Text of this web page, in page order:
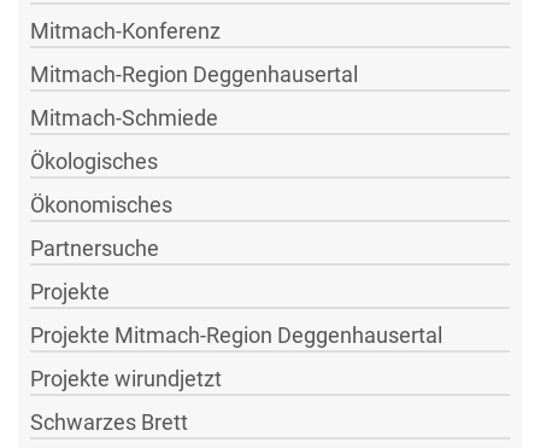
Mitmach-Konferenz
Mitmach-Region Deggenhausertal
Mitmach-Schmiede
Ökologisches
Ökonomisches
Partnersuche
Projekte
Projekte Mitmach-Region Deggenhausertal
Projekte wirundjetzt
Schwarzes Brett